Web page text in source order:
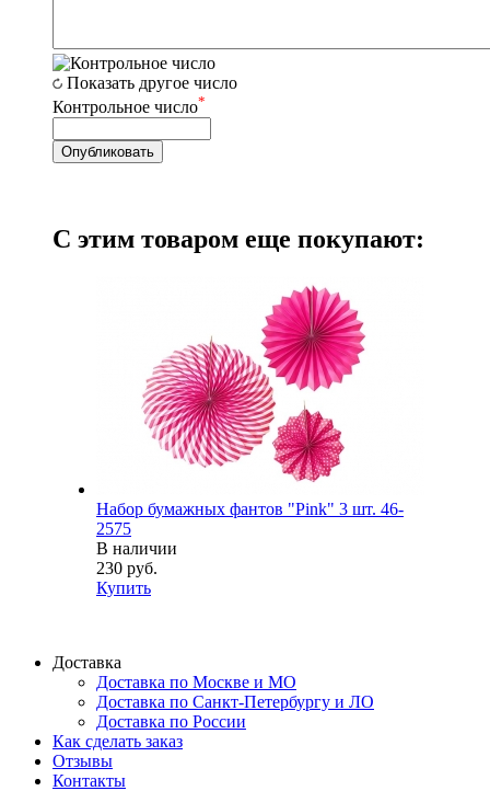
Показать другое число
Контрольное число*
С этим товаром еще покупают:
Набор бумажных фантов "Pink" 3 шт. 46-
2575
В наличии
230 руб.
Купить
Доставка
Доставка по Москве и МО
Доставка по Санкт-Петербургу и ЛО
Доставка по России
Как сделать заказ
Отзывы
Контакты